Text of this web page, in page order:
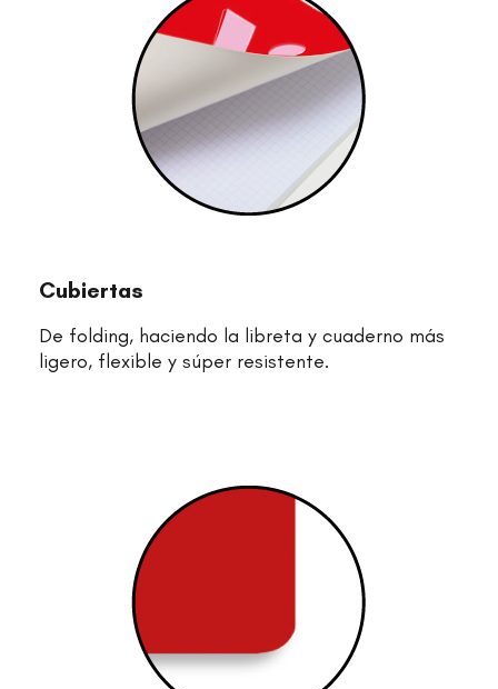
Cubiertas
De folding, haciendo la libreta y cuaderno más
ligero, flexible y súper resistente.